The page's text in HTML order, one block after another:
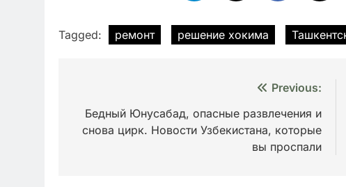
Tagged: ремонт решение хокима
по
записям
Previous:
Бедный Юнусабад, опасные развлечения и
снова цирк. Новости Узбекистана, которые
вы проспали